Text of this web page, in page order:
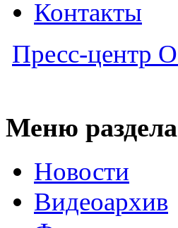
Контакты
Пресс-центр
Меню
Новости
Видеоархив